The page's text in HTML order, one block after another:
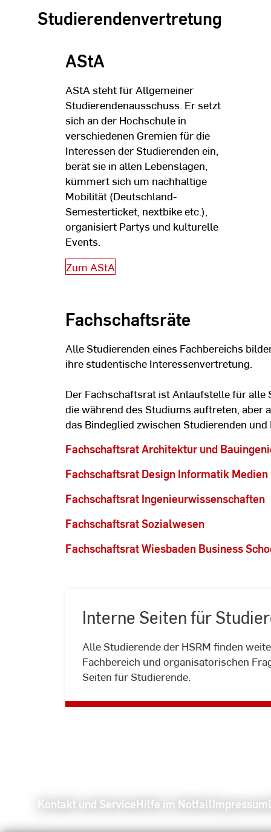
Studierendenvertretung
AStA
AStA steht für Allgemeiner
Studierendenausschuss. Er setzt
sich an der Hochschule in
verschiedenen Gremien für die
Interessen der Studierenden ein,
berät sie in allen Lebenslagen,
kümmert sich um nachhaltige
Mobilität (Deutschland-
Semesterticket, nextbike etc.),
organisiert Partys und kulturelle
Events.
Zum AStA
Fachschaftsräte
Alle Studierenden eines Fachbereichs
ihre studentische Interessenvertretung.
Der Fachschaftsrat ist Anlaufstelle für alle
die während des Studiums auftreten,
das Bindeglied zwischen Studierenden und
Fachschaftsrat Architektur und
Fachschaftsrat Design Informatik Medien
Fachschaftsrat Ingenieurwissenschaften
Fachschaftsrat Sozialwesen
Fachschaftsrat Wiesbaden Business
Interne Seiten für
Alle Studierende der HSRM finden
Fachbereich und organisatorischen
Seiten für Studierende.
Kontakt und ServiceHilfe im NotfallImpressum